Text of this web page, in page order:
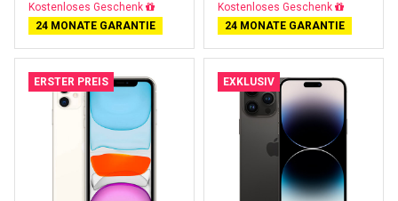
Gratisversand
24 MONATE GARANTIE
Gratisversand
24 MONATE GARANTIE
ERSTER PREIS EXKLUSIV